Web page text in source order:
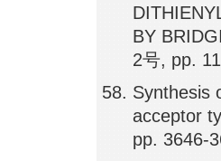
BY
2号, pp.
Synthesis
acceptor
pp. 3646-